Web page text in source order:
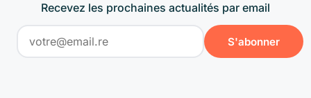
Recevez les prochaines actualités par email
S'abonner